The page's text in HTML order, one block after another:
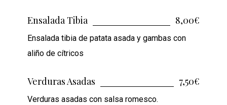
Ensalada Tibia 8,00€
Ensalada tibia de patata asada y gambas con
aliño de cítricos
Verduras Asadas 7,50€
Verduras asadas con salsa romesco.